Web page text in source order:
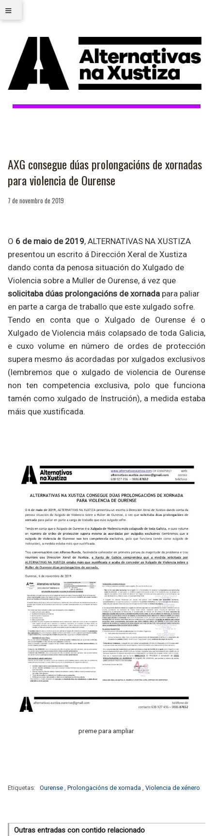
≡
AXG consegue dúas prolongacións de xornadas
para violencia de Ourense
7 de novembro de 2019
O 6 de maio de 2019, ALTERNATIVAS NA XUSTIZA
presentou un escrito á Dirección Xeral de Xustiza
dando conta da penosa situación do Xulgado de
Violencia sobre a Muller de Ourense, á vez que
solicitaba dúas prolongacións de xornada para paliar
en parte a carga de traballo que este xulgado sofre.
Tendo en conta que o Xulgado de Ourense é o
Xulgado de Violencia máis colapsado de toda Galicia,
e cuxo volume en número de ordes de protección
supera mesmo ás acordadas por xulgados exclusivos
(lembremos que o xulgado de violencia de Ourense
non ten competencia exclusiva, polo que funciona
tamén como xulgado de Instrución), a medida estaba
máis que xustificada.
preme para ampliar
Etiquetas: Ourense , Prolongacións de xornada , Violencia de xénero
Outras entradas con contido relacionado